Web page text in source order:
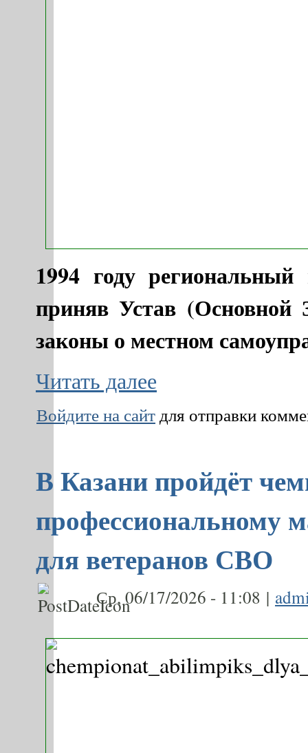
1994 году региональный
приняв Устав (Основной
законы о местном
Читать далее
Войдите на сайтдля отправки
В Казани пройдёт
профессиональному
для ветеранов СВО
Ср, 06/17/2026 - 11:08 |